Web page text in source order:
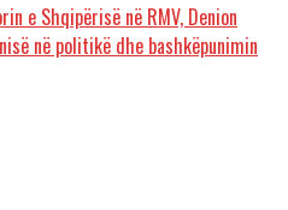
e Shqipërisë në RMV, Denion
në politikë dhe bashkëpunimin